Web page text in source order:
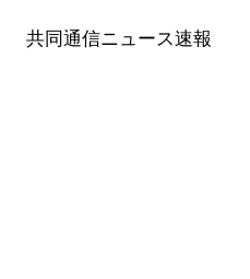
共同通信ニュース速報